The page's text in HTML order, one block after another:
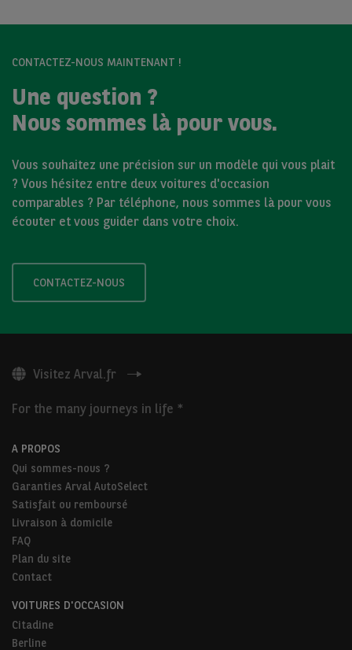
CONTACTEZ-NOUS MAINTENANT !
Une question ?
Nous sommes là pour vous.
Vous souhaitez une précision sur un modèle qui vous plait
? Vous hésitez entre deux voitures d'occasion
comparables ? Par téléphone, nous sommes là pour vous
écouter et vous guider dans votre choix.
CONTACTEZ-NOUS
Visitez Arval.fr
For the many journeys in life *
A PROPOS
Qui sommes-nous ?
Garanties Arval AutoSelect
Satisfait ou remboursé
Livraison à domicile
FAQ
Plan du site
Contact
VOITURES D'OCCASION
Citadine
Berline